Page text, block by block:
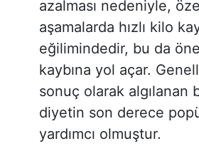
azalması nedeniyle,
aşamalarda hızlı kilo
eğilimindedir, bu da
kaybına yol açar.
sonuç olarak algılanan
diyetin son derece
yardımcı olmuştur.